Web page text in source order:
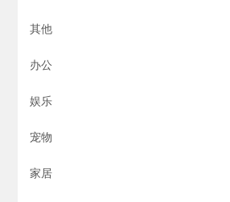
其他
办公
娱乐
宠物
家居